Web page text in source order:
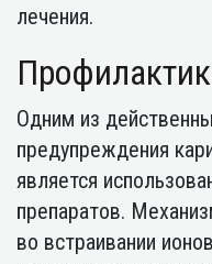
лечения.
Одним из
предупреждения
является
препаратов.
во встраивании